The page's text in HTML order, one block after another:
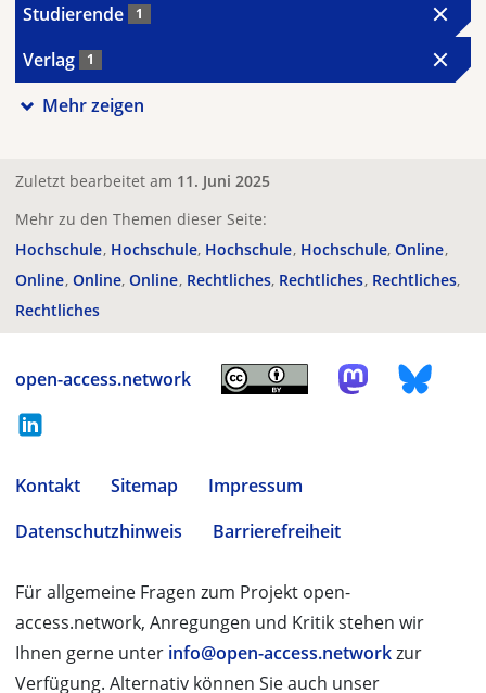
Studierende 1
Verlag 1
Mehr zeigen
Zuletzt bearbeitet am 11. Juni 2025
Mehr zu den Themen dieser Seite:
Hochschule Hochschule Hochschule Hochschule Online
Online Online Online Rechtliches Rechtliches Rechtliches
Rechtliches
open-access.network
Kontakt Sitemap
Impressum
Datenschutzhinweis
Barrierefreiheit
Für allgemeine Fragen zum Projekt open-
access.network, Anregungen und Kritik stehen wir
Ihnen gerne unter info@open-access.networkzur
Verfügung. Alternativ können Sie auch unser